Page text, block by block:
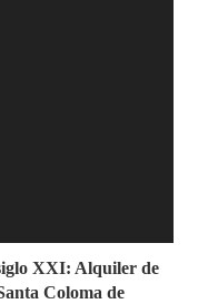
XXI: Alquiler de
Coloma de